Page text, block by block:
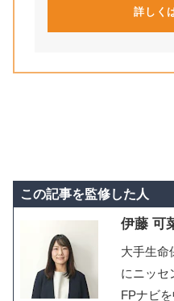
詳しく
この記事を監修した人
伊藤 可
大手生命
にニッセ
FPナビ